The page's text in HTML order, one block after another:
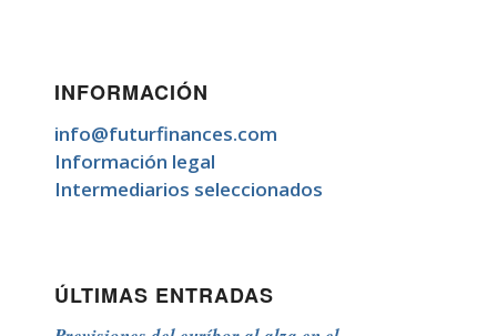
INFORMACIÓN
info@futurfinances.com
Información legal
Intermediarios seleccionados
ÚLTIMAS ENTRADAS